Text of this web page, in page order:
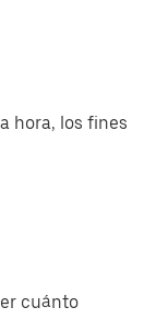
hora, los fines
cuánto